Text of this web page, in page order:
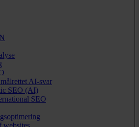
AI-svar
SEO (AI)
SEO
websites